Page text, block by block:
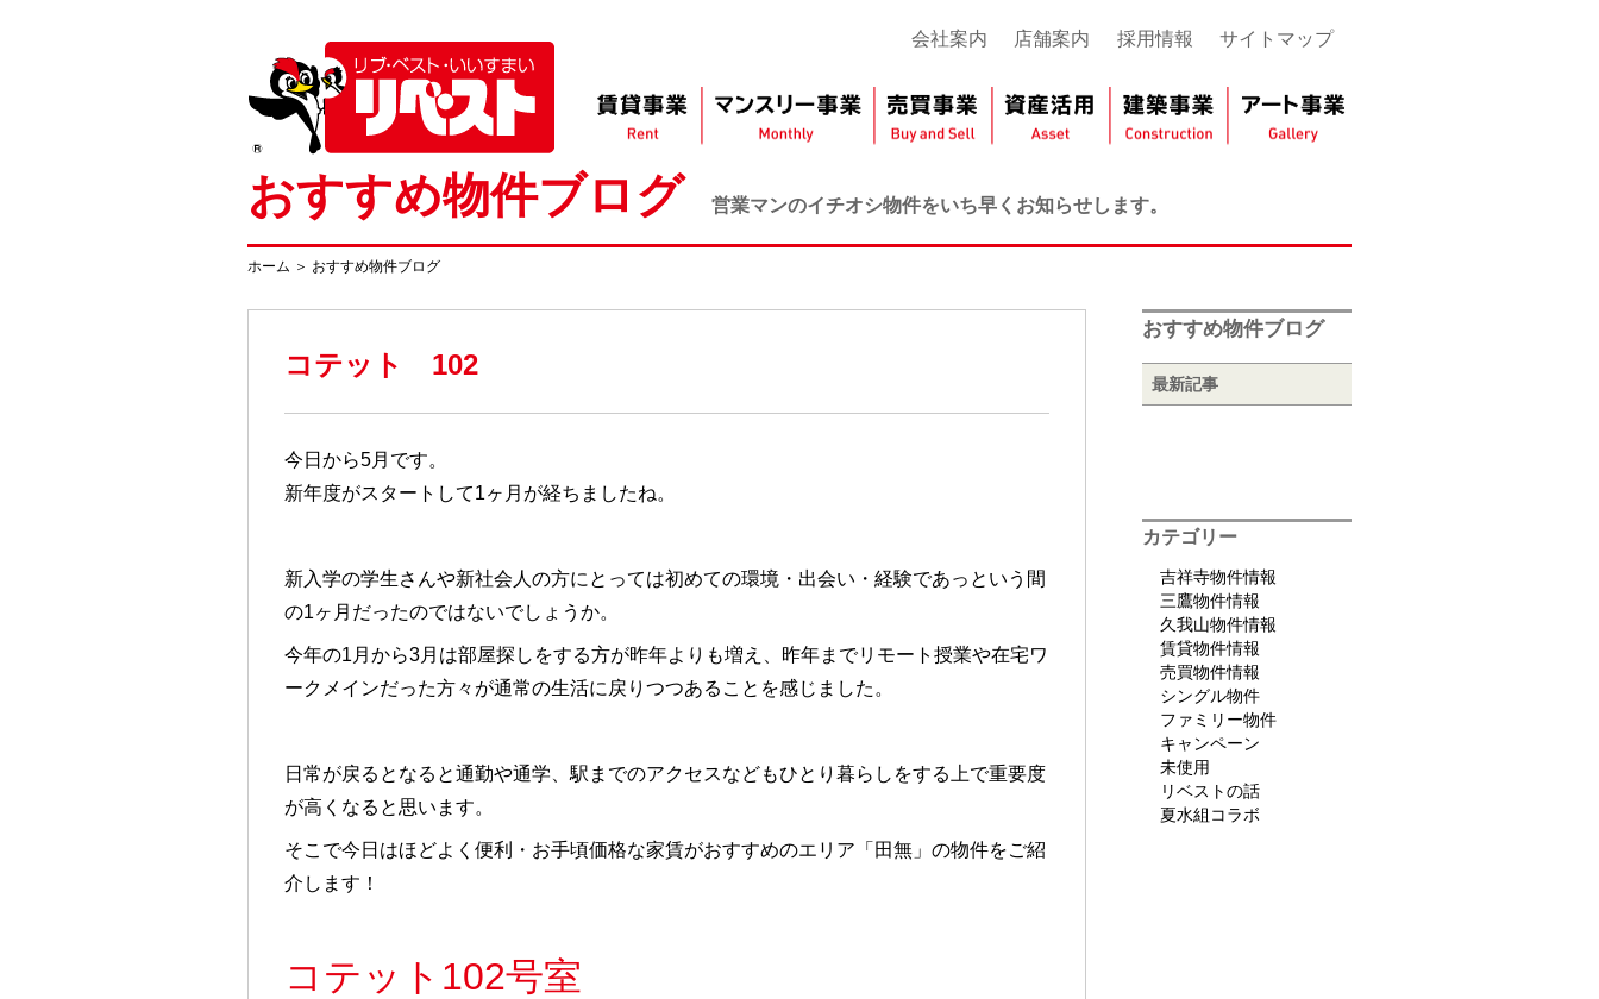
会社案内 店舗案内 採用情報 サイトマップ
おすすめ物件ブログ 営業マンのイチオシ物件をいち早くお知らせします。
ホーム ＞ おすすめ物件ブログ
コテット 102
今日から5月です。
新年度がスタートして1ヶ月が経ちましたね。
新入学の学生さんや新社会人の方にとっては初めての環境・出会い・経験であっという間
の1ヶ月だったのではないでしょうか。
今年の1月から3月は部屋探しをする方が昨年よりも増え、昨年までリモート授業や在宅ワ
ークメインだった方々が通常の生活に戻りつつあることを感じました。
日常が戻るとなると通勤や通学、駅までのアクセスなどもひとり暮らしをする上で重要度
が高くなると思います。
そこで今日はほどよく便利・お手頃価格な家賃がおすすめのエリア「田無」の物件をご紹
介します！
コテット102号室
おすすめ物件ブログ
最新記事
カテゴリー
吉祥寺物件情報
三鷹物件情報
久我山物件情報
賃貸物件情報
売買物件情報
シングル物件
ファミリー物件
キャンペーン
未使用
リベストの話
夏水組コラボ